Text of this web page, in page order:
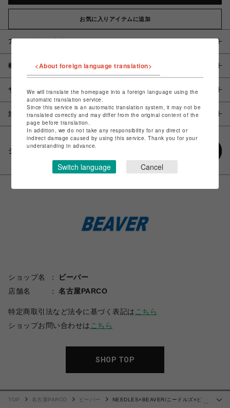
お気に入りアイテムに追加
アイテム説明 / 素材
概要
サイズ
注意事項
シェアする
ショップ名
ビーバー
店舗名
名古屋PARCO
特定商取引法など法令に基づく表記は こちら
ショップお問い合わせは こちら
SHOP TOP
…
TOP 名古屋PARCO ビーバー
NEEDLES×BEAVER/ニードルズ×ビー
<About foreign language translation>
We will translate the homepage into a foreign language using the
automatic translation service.
Since this service is an automatic translation system, it may not be
translated correctly and may differ from the original content of the
page before translation.
In addition, we do not take any responsibility for any direct or
indirect damage caused by using this service. Thank you for your
understanding in advance.
Switch language Cancel